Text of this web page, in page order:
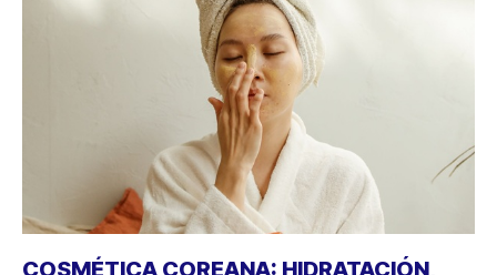
COSMÉTICA COREANA: HIDRATACIÓN,